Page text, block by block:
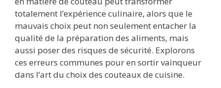
totalement l’expérience culinaire, alors que le
mauvais choix peut non seulement entacher la
qualité de la préparation des aliments, mais
aussi poser des risques de sécurité. Explorons
ces erreurs communes pour en sortir vainqueur
dans l’art du choix des couteaux de cuisine.